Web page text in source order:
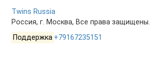
Twins Russia
Россия, г. Москва, Все права защищены.
Поддержка +79167235151